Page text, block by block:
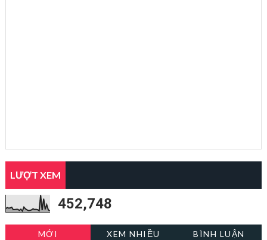
LƯỢT XEM
452,748
MỚI XEM NHIỀU BÌNH LUẬN